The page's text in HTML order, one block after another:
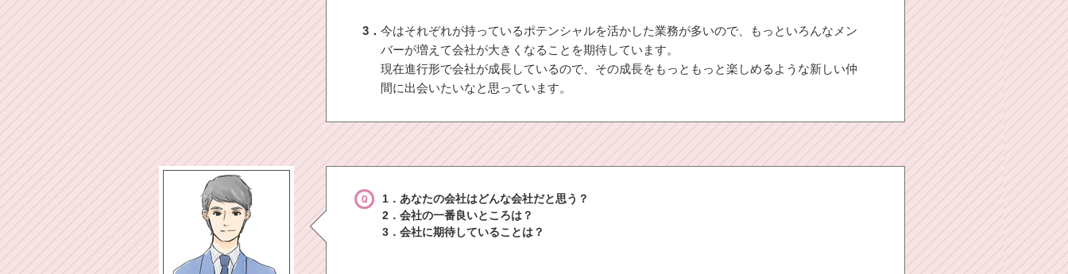
3． 今はそれぞれが持っているポテンシャルを活かした業務が多いので、もっといろんなメン
バーが増えて会社が大きくなることを期待しています。
現在進行形で会社が成長しているので、その成長をもっともっと楽しめるような新しい仲
間に出会いたいなと思っています。
1．あなたの会社はどんな会社だと思う？
2．会社の一番良いところは？
3．会社に期待していることは？